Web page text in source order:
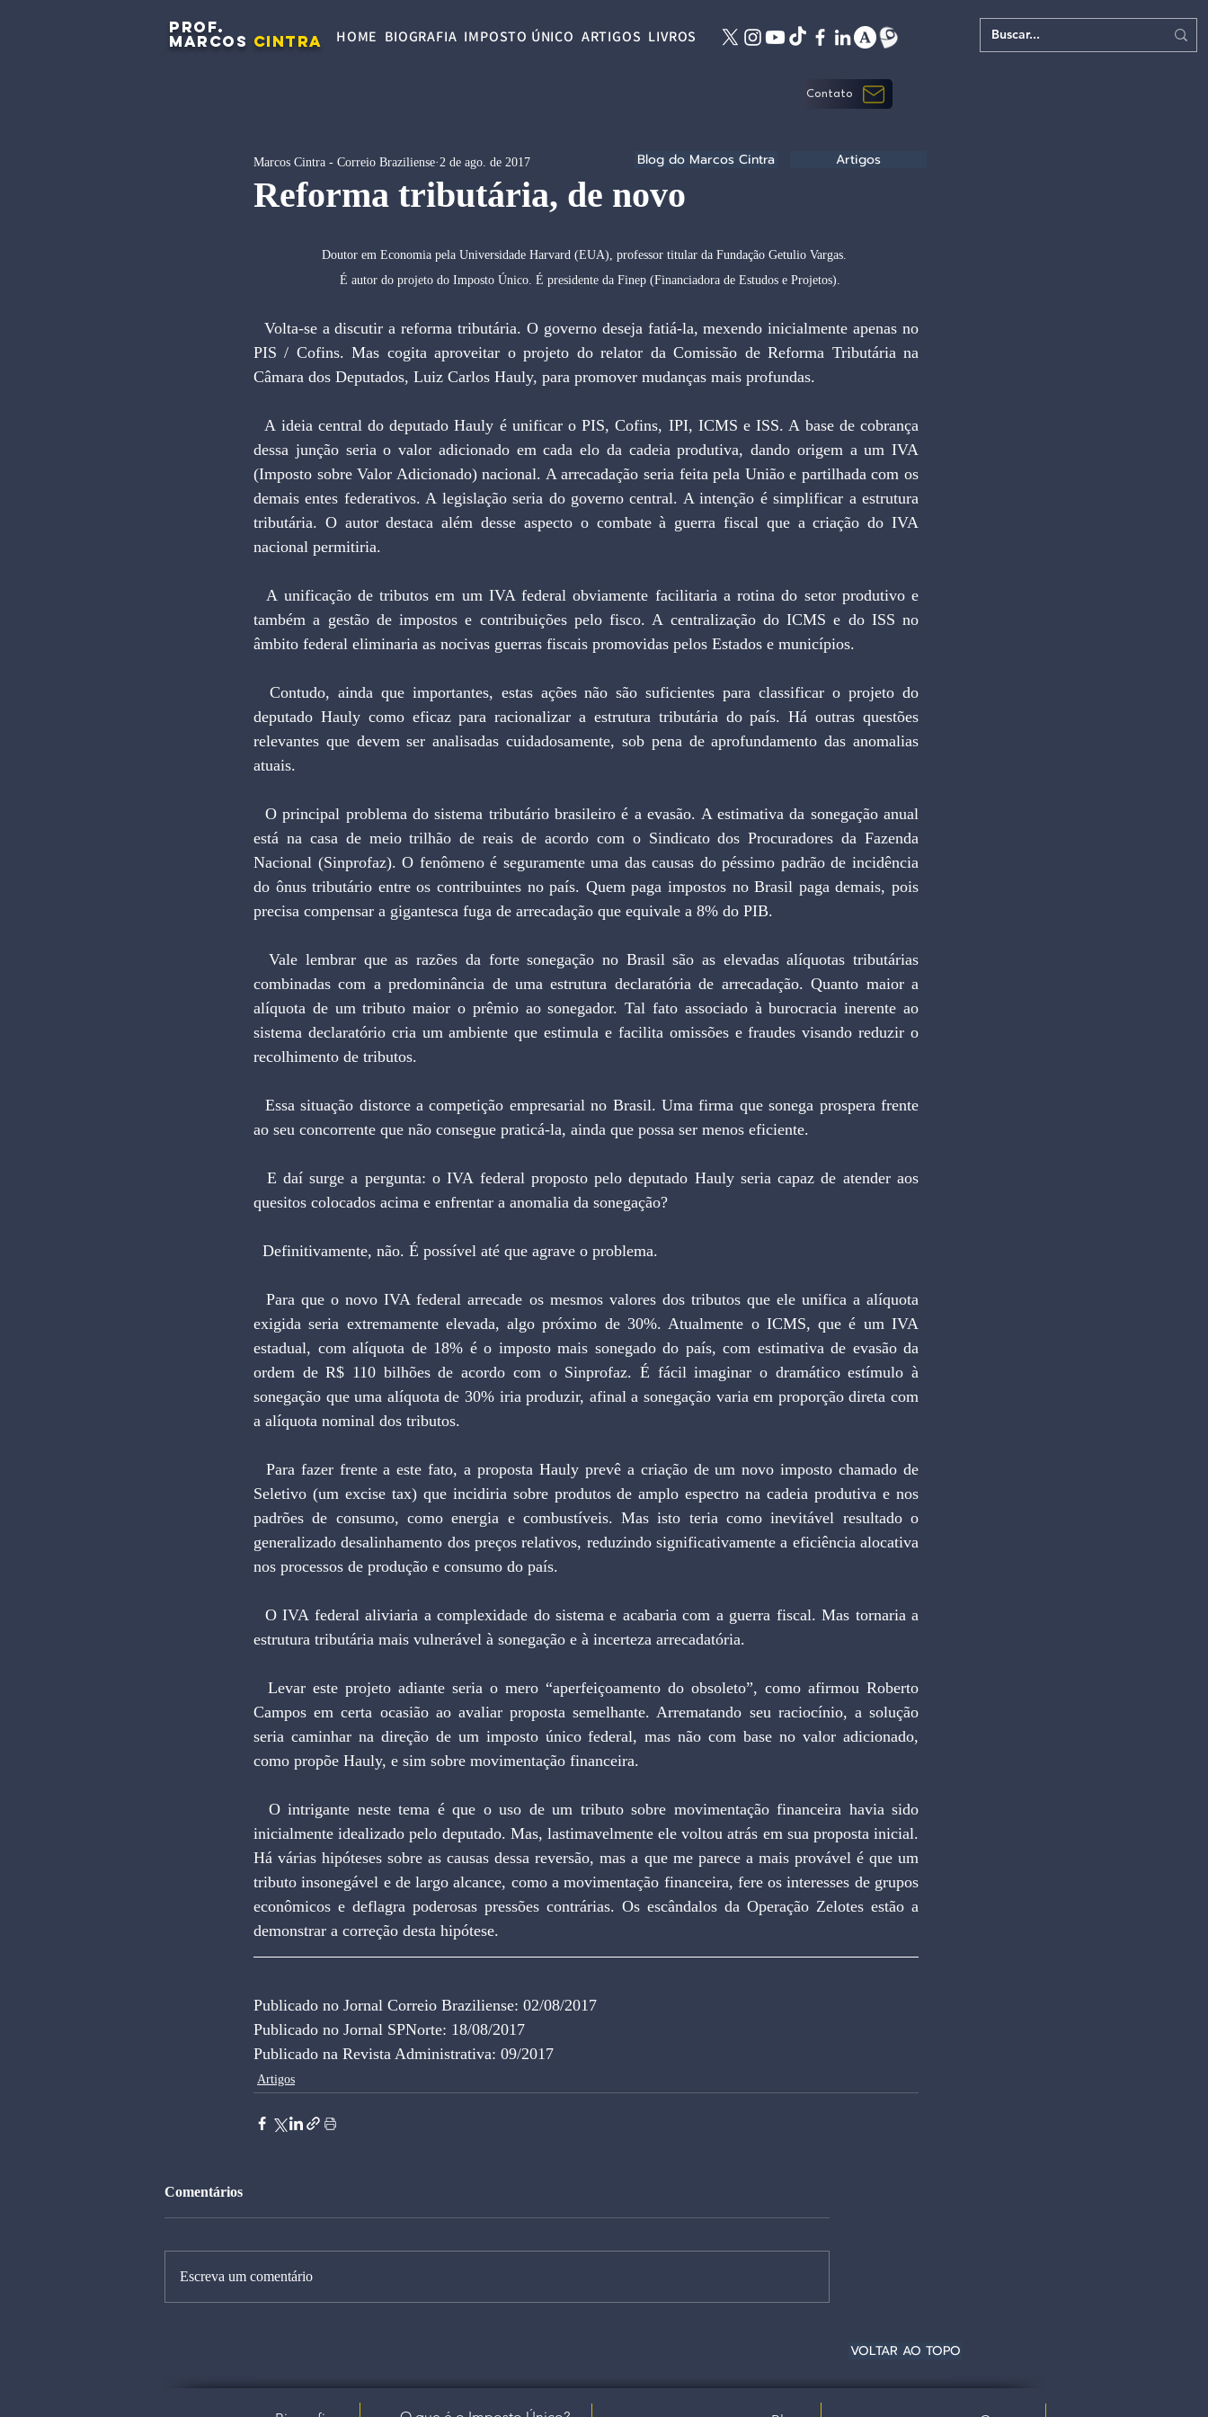
PROF.
MARCOS CINTRA HOME BIOGRAFIA IMPOSTO ÚNICO ARTIGOS LIVROS
Contato
Reforma tributária, de novo
Marcos Cintra - Correio Braziliense 2 de ago. de 2017
Doutor em Economia pela Universidade Harvard (EUA), professor titular da Fundação Getulio Vargas.
  É autor do projeto do Imposto Único. É presidente da Finep (Financiadora de Estudos e Projetos).
PIS / Cofins. Mas cogita aproveitar o projeto do relator da Comissão de Reforma Tributária na
Câmara dos Deputados, Luiz Carlos Hauly, para promover mudanças mais profundas.
  A ideia central do deputado Hauly é unificar o PIS, Cofins, IPI, ICMS e ISS. A base de cobrança
dessa junção seria o valor adicionado em cada elo da cadeia produtiva, dando origem a um IVA
(Imposto sobre Valor Adicionado) nacional. A arrecadação seria feita pela União e partilhada com os
demais entes federativos. A legislação seria do governo central. A intenção é simplificar a estrutura
tributária. O autor destaca além desse aspecto o combate à guerra fiscal que a criação do IVA
nacional permitiria.
  A unificação de tributos em um IVA federal obviamente facilitaria a rotina do setor produtivo e
também a gestão de impostos e contribuições pelo fisco. A centralização do ICMS e do ISS no
âmbito federal eliminaria as nocivas guerras fiscais promovidas pelos Estados e municípios.
deputado Hauly como eficaz para racionalizar a estrutura tributária do país. Há outras questões
relevantes que devem ser analisadas cuidadosamente, sob pena de aprofundamento das anomalias
atuais.
está na casa de meio trilhão de reais de acordo com o Sindicato dos Procuradores da Fazenda
Nacional (Sinprofaz). O fenômeno é seguramente uma das causas do péssimo padrão de incidência
do ônus tributário entre os contribuintes no país. Quem paga impostos no Brasil paga demais, pois
precisa compensar a gigantesca fuga de arrecadação que equivale a 8% do PIB.
  Vale lembrar que as razões da forte sonegação no Brasil são as elevadas alíquotas tributárias
combinadas com a predominância de uma estrutura declaratória de arrecadação. Quanto maior a
alíquota de um tributo maior o prêmio ao sonegador. Tal fato associado à burocracia inerente ao
sistema declaratório cria um ambiente que estimula e facilita omissões e fraudes visando reduzir o
recolhimento de tributos.
ao seu concorrente que não consegue praticá-la, ainda que possa ser menos eficiente.
quesitos colocados acima e enfrentar a anomalia da sonegação?
  Definitivamente, não. É possível até que agrave o problema.
  Para que o novo IVA federal arrecade os mesmos valores dos tributos que ele unifica a alíquota
exigida seria extremamente elevada, algo próximo de 30%. Atualmente o ICMS, que é um IVA
estadual, com alíquota de 18% é o imposto mais sonegado do país, com estimativa de evasão da
ordem de R$ 110 bilhões de acordo com o Sinprofaz. É fácil imaginar o dramático estímulo à
sonegação que uma alíquota de 30% iria produzir, afinal a sonegação varia em proporção direta com
a alíquota nominal dos tributos.
Seletivo (um excise tax) que incidiria sobre produtos de amplo espectro na cadeia produtiva e nos
padrões de consumo, como energia e combustíveis. Mas isto teria como inevitável resultado o
generalizado desalinhamento dos preços relativos, reduzindo significativamente a eficiência alocativa
nos processos de produção e consumo do país.
estrutura tributária mais vulnerável à sonegação e à incerteza arrecadatória.
Campos em certa ocasião ao avaliar proposta semelhante. Arrematando seu raciocínio, a solução
seria caminhar na direção de um imposto único federal, mas não com base no valor adicionado,
como propõe Hauly, e sim sobre movimentação financeira.
inicialmente idealizado pelo deputado. Mas, lastimavelmente ele voltou atrás em sua proposta inicial.
Há várias hipóteses sobre as causas dessa reversão, mas a que me parece a mais provável é que um
tributo insonegável e de largo alcance, como a movimentação financeira, fere os interesses de grupos
econômicos e deflagra poderosas pressões contrárias. Os escândalos da Operação Zelotes estão a
demonstrar a correção desta hipótese.
Publicado no Jornal Correio Braziliense: 02/08/2017
Publicado no Jornal SPNorte: 18/08/2017
Publicado na Revista Administrativa: 09/2017
Artigos
Comentários
Escreva um comentário
Blog do Marcos Cintra Artigos
VOLTAR AO TOPO